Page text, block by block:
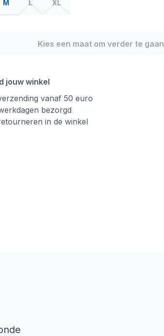
M L XL
Kies een maat om verder te gaan
jouw winkel
vanaf 50 euro
bezorgd
in de winkel